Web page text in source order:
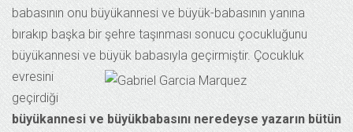
babasının onu büyükannesi ve büyük-babasının yanına
bırakıp başka bir şehre taşınması sonucu çocukluğunu
büyükannesi ve büyük babasıyla geçirmiştir. Çocukluk
evresini
geçirdiği
büyükannesi ve büyükbabasını neredeyse yazarın bütün